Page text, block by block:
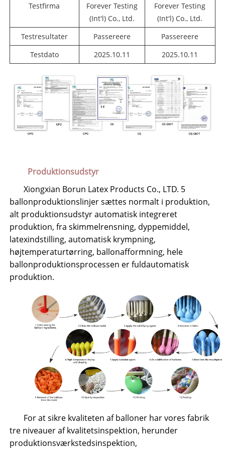
Testfirma
Forever Testing
(Int'l) Co., Ltd.
Forever Testing
(Int'l) Co., Ltd.
Testresultater
Passereere
Passereere
Testdato
2025.10.11 2025.10.11
Produktionsudstyr
Xiongxian Borun Latex Products Co., LTD. 5
ballonproduktionslinjer sættes normalt i produktion,
alt produktionsudstyr automatisk integreret
produktion, fra skimmelrensning, dyppemiddel,
latexindstilling, automatisk krympning,
højtemperaturtørring, ballonafformning, hele
ballonproduktionsprocessen er fuldautomatisk
produktion.
For at sikre kvaliteten af ​​balloner har vores fabrik
tre niveauer af kvalitetsinspektion, herunder
produktionsværkstedsinspektion,